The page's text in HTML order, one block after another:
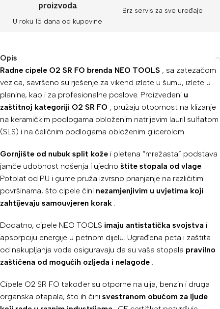
proizvoda
U roku 15 dana od kupovine
Brz servis za sve uređaje
Opis
Radne cipele O2 SR FO brenda NEO TOOLS , sa zatezačom
vezica, savršeno su rješenje za vikend izlete u šumu, izlete u
planine, kao i za profesionalne poslove. Proizvedeni u
zaštitnoj kategoriji O2 SR FO , pružaju otpornost na klizanje
na keramičkim podlogama obloženim natrijevim lauril sulfatom
(SLS) i na čeličnim podlogama obloženim glicerolom.
Gornjište od nubuk split kože i pletena “mrežasta” podstava
jamče udobnost nošenja i ujedno štite stopala od vlage
Potplat od PU i gume pruža izvrsno prianjanje na različitim
površinama, što cipele čini nezamjenjivim u uvjetima koji
zahtijevaju samouvjeren korak
Dodatno, cipele NEO TOOLS imaju antistatička svojstva i
apsorpciju energije u petnom dijelu. Ugrađena peta i zaštita
od nakupljanja vode osiguravaju da su vaša stopala pravilno
zaštićena od mogućih ozljeda i nelagode
Cipele O2 SR FO također su otporne na ulja, benzin i druga
organska otapala, što ih čini svestranom obućom za ljude